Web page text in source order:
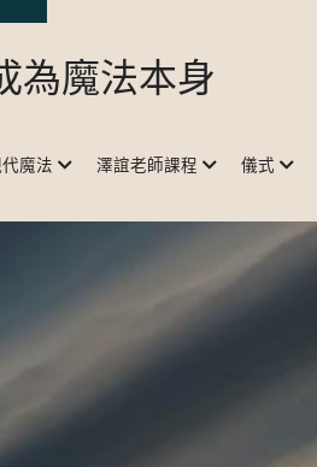
為魔法本身
魔法 澤誼老師課程 儀式